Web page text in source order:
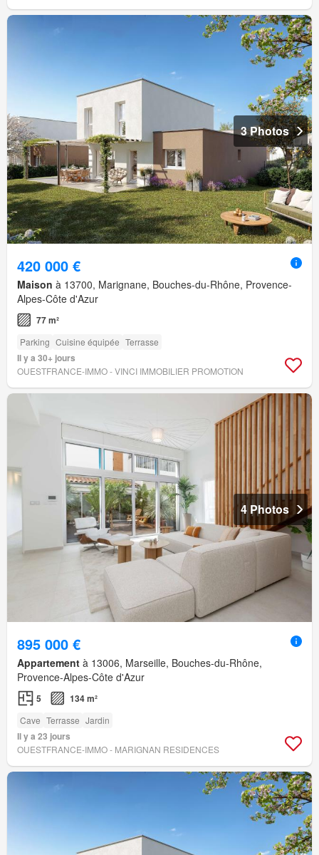
3 Photos
420 000 €
Maison à 13700, Marignane, Bouches-du-Rhône, Provence-
Alpes-Côte d'Azur
77 m²
Parking Cuisine équipée Terrasse
Il y a 30+ jours
OUESTFRANCE-IMMO - VINCI IMMOBILIER PROMOTION
4 Photos
895 000 €
Appartement à 13006, Marseille, Bouches-du-Rhône,
Provence-Alpes-Côte d'Azur
5 134 m²
Cave Terrasse Jardin
Il y a 23 jours
OUESTFRANCE-IMMO - MARIGNAN RESIDENCES